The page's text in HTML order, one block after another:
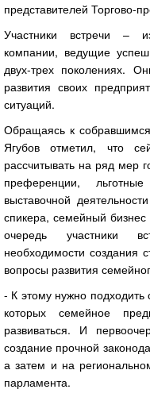
представителей Торгово-
Участники встречи –
компании, ведущие
двух-трех поколениях.
развития своих
ситуаций.
Обращаясь к
Ягубов отметил, что
рассчитывать на ряд мер
преференции,
выставочной
спикера, семейный
очередь участники
необходимости создания
вопросы развития
- К этому нужно подходить
которых семейное
развиваться. И
создание прочной
а затем и на
парламента.